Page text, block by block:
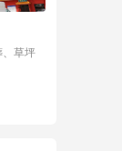
、草坪